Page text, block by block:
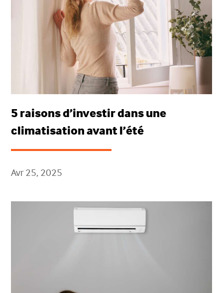
5 raisons d’investir dans une
climatisation avant l’été
Avr 25, 2025